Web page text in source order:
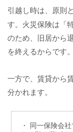
引越し時は、原則
す。火災保険は「
のため、旧居から
を終えるからです。
一方で、賃貸から
分かれます。
・ 同一保険会